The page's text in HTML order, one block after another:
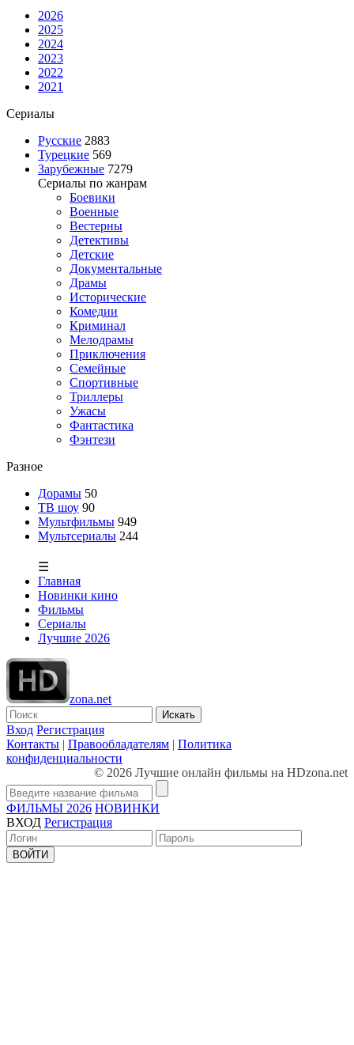
2026
2025
2024
2023
2022
2021
Сериалы
Русские 2883
Турецкие 569
Зарубежные 7279
Сериалы по жанрам
Боевики
Военные
Вестерны
Детективы
Детские
Документальные
Драмы
Исторические
Комедии
Криминал
Мелодрамы
Приключения
Семейные
Спортивные
Триллеры
Ужасы
Фантастика
Фэнтези
Разное
Дорамы 50
ТВ шоу 90
Мультфильмы 949
Мультсериалы 244
☰
Главная
Новинки кино
Фильмы
Сериалы
Лучшие 2026
zona.net
Искать
Вход Регистрация
Контакты | Правообладателям | Политика
конфиденциальности
© 2026 Лучшие онлайн фильмы на HDzona.net
ФИЛЬМЫ 2026 НОВИНКИ
ВХОД Регистрация